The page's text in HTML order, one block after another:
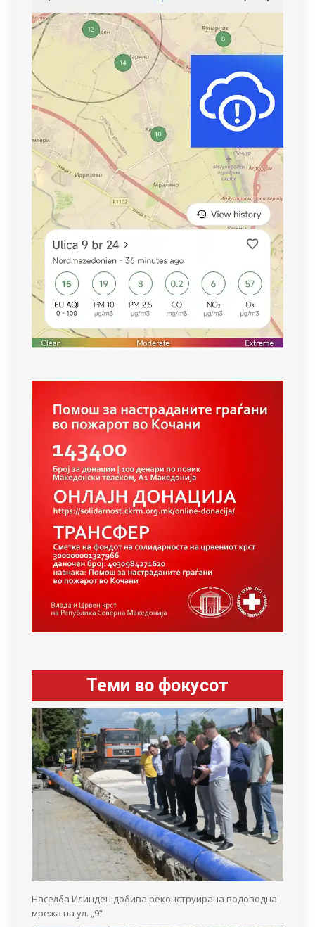
Теми во фокусот
Населба Илинден добива реконструирана водоводна
мрежа на ул. „9“